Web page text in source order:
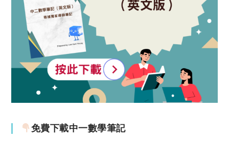
免費下載中一數學筆記